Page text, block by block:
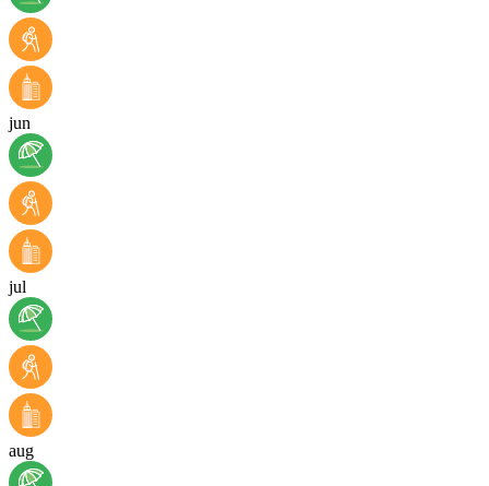
jun
jul
aug